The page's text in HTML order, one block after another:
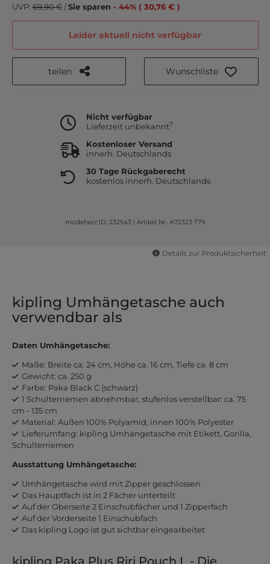
UVP: 69,90 €/Sie sparen - 44% ( 30,76 € )
Leider aktuell nicht verfügbar
teilen Wunschliste
Nicht verfügbar
Lieferzeit unbekannt7
Kostenloser Versand
innerh. Deutschlands
30 Tage Rückgaberecht
kostenlos innerh. Deutschlands
modeherz ID: 232543 | Artikel Nr.: K72323 T79
Details zur Produktsicherheit
kipling Umhängetasche auch
verwendbar als
Daten Umhängetasche:
Maße: Breite ca. 24 cm, Höhe ca. 16 cm, Tiefe ca. 8 cm
Gewicht: ca. 250 g
Farbe: Paka Black C (schwarz)
1 Schulterriemen abnehmbar, stufenlos verstellbar: ca. 75
cm - 135 cm
Material: Außen 100% Polyamid, innen 100% Polyester
Lieferumfang: kipling Umhängetasche mit Etikett, Gorilla,
Schulterriemen
Ausstattung Umhängetasche:
Umhängetasche wird mit Zipper geschlossen
Das Hauptfach ist in 2 Fächer unterteilt
Auf der Oberseite 2 Einschubfächer und 1 Zipperfach
Auf der Vorderseite 1 Einschubfach
Das kipling Logo ist gut sichtbar eingearbeitet